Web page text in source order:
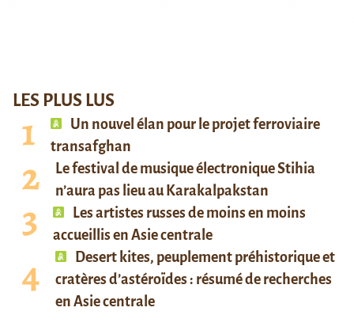
LES PLUS LUS
Un nouvel élan pour le projet ferroviaire
transafghan
Le festival de musique électronique Stihia
n’aura pas lieu au Karakalpakstan
Les artistes russes de moins en moins
accueillis en Asie centrale
Desert kites, peuplement préhistorique et
cratères d’astéroïdes : résumé de recherches
en Asie centrale